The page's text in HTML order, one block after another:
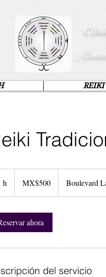
REIKI
h
pesosMX$500 Boulevard
ahora
del servicio